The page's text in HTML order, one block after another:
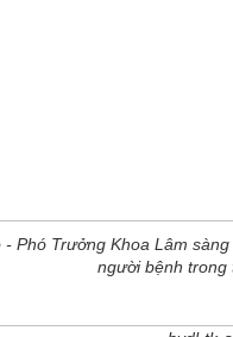
Phó Trưởng Khoa Lâm
người bệnh trong